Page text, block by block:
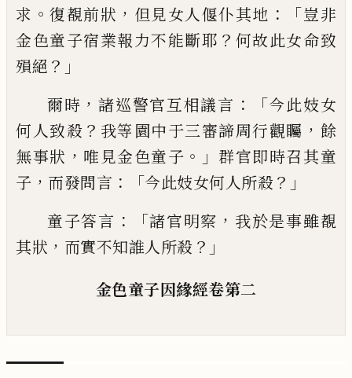
求 。復覩前狀 ， 但見女人偃仆其地 ：「豈非
金色童子宿業報力不能斷耶 ？ 何故此女命致
殞絕 ？」
爾時 ，諸巡警官互相議言 ：「今此妓女
何人致殺 ？ 我等園中于三審諦周行觀矚 ， 餘
無事狀 ， 唯見金色童子 。」 群官即時召其童
子 ， 而發問言 ：「今此妓女何人所殺？」
童子答言 ：「諸官明察 ， 我於是事雖覩
其狀 ， 而實不知誰人所殺 ？」
金色童子因緣經卷第二